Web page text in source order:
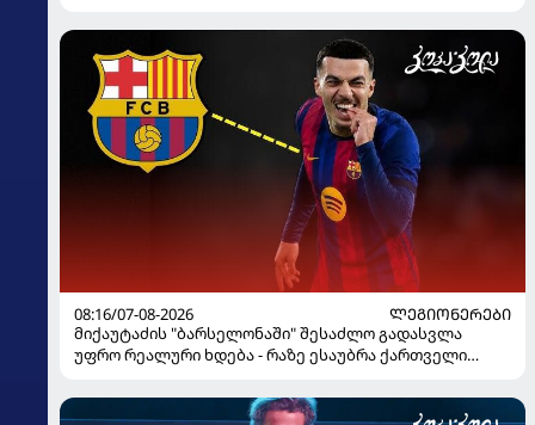
08:16/07-08-2026
ᲚᲔᲒᲘᲝᲜᲔᲠᲔᲑᲘ
მიქაუტაძის "ბარსელონაში" შესაძლო გადასვლა
უფრო რეალური ხდება - რაზე ესაუბრა ქართველი